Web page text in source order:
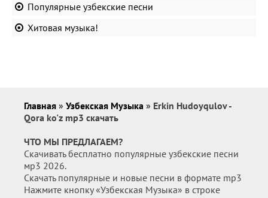
Популярные узбекские песни
Хитовая музыка!
Главная » Узбекская Музыка » Erkin Hudoyqulov -
Qora ko'z mp3 скачать
ЧТО МЫ ПРЕДЛАГАЕМ?
Скачивать бесплатно популярные узбекские песни
мр3 2026.
Скачать популярные и новые песни в формате mp3
Нажмите кнопку «Узбекская Музыка» в строке